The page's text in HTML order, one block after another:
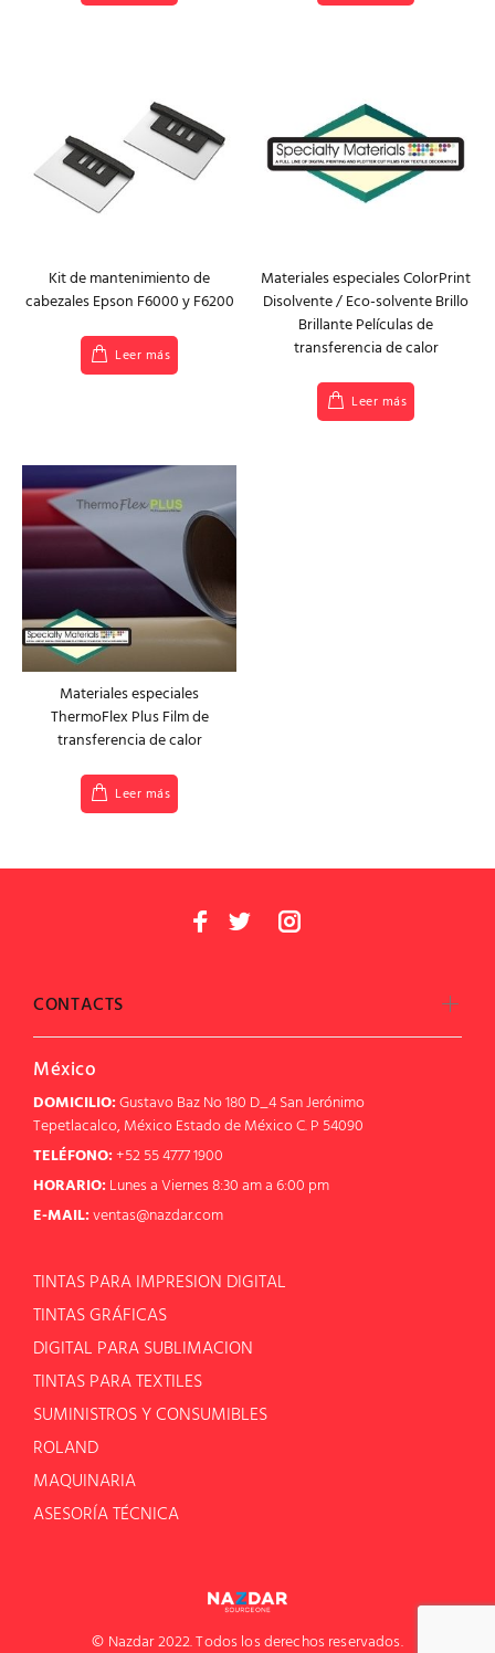
Kit de mantenimiento de
cabezales Epson F6000 y F6200
Leer más
Materiales especiales ColorPrint
Disolvente / Eco-solvente Brillo
Brillante Películas de
transferencia de calor
Leer más
Materiales especiales
ThermoFlex Plus Film de
transferencia de calor
Leer más
CONTACTS
México
DOMICILIO:Gustavo Baz No 180 D_4 San Jerónimo
Tepetlacalco, México Estado de México C. P 54090
TELÉFONO:+52 55 4777 1900
HORARIO: Lunes a Viernes 8:30 am a 6:00 pm
E-MAIL:ventas@nazdar.com
TINTAS PARA IMPRESION DIGITAL
TINTAS GRÁFICAS
DIGITAL PARA SUBLIMACION
TINTAS PARA TEXTILES
SUMINISTROS Y CONSUMIBLES
ROLAND
MAQUINARIA
ASESORÍA TÉCNICA
© Nazdar 2022. Todos los derechos reservados.